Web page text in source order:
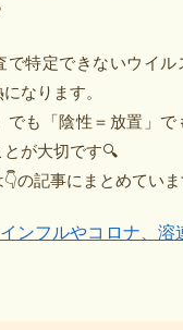
で特定できないウイル
なります。
でも「陰性＝放置」
が大切です🔍
の記事にまとめていま
ンフルやコロナ、